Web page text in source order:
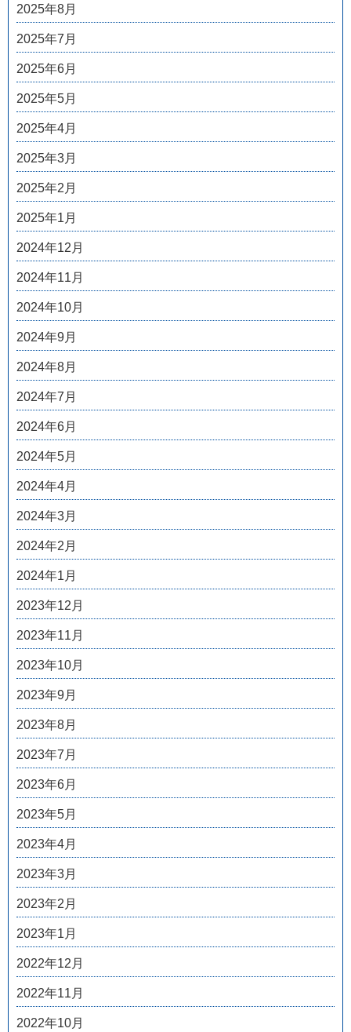
2025年8月
2025年7月
2025年6月
2025年5月
2025年4月
2025年3月
2025年2月
2025年1月
2024年12月
2024年11月
2024年10月
2024年9月
2024年8月
2024年7月
2024年6月
2024年5月
2024年4月
2024年3月
2024年2月
2024年1月
2023年12月
2023年11月
2023年10月
2023年9月
2023年8月
2023年7月
2023年6月
2023年5月
2023年4月
2023年3月
2023年2月
2023年1月
2022年12月
2022年11月
2022年10月